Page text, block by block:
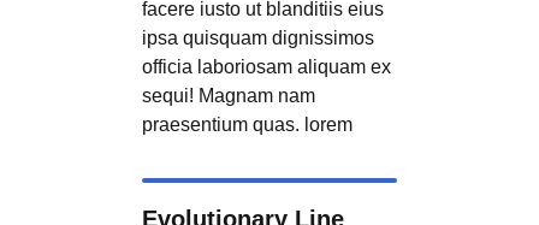
facere iusto ut blanditiis eius
ipsa quisquam dignissimos
officia laboriosam aliquam ex
sequi! Magnam nam
praesentium quas. lorem
Evolutionary Line